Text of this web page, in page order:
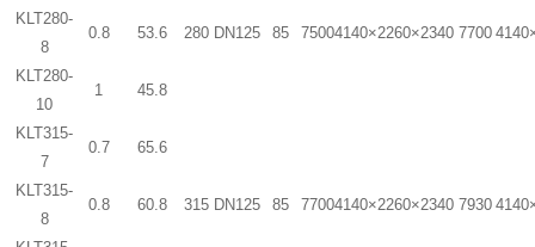
280 DN125 85 75004140×2260×2340 7700
KLT280-
8
0.8 53.6
KLT280-
10
1 45.8
KLT315-
7
0.7 65.6
315 DN125 85 77004140×2260×2340 7930
KLT315-
8
0.8 60.8